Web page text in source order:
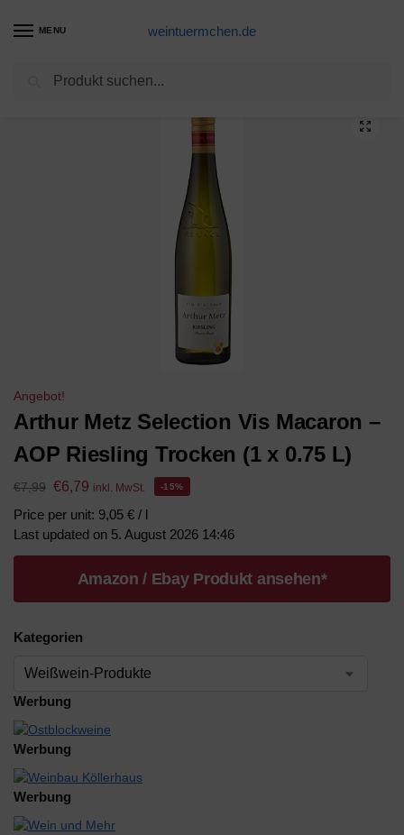
MENU weintuermchen.de
Weißwein-Produkte
Angebot!
Arthur Metz Selection Vis Macaron –
AOP Riesling Trocken (1 x 0.75 L)
€7,99 €6,79 inkl. MwSt. -15%
Price per unit: 9,05 € / l
Last updated on 5. August 2026 14:46
Amazon / Ebay Produkt ansehen*
Kategorien
Werbung
Werbung
Werbung